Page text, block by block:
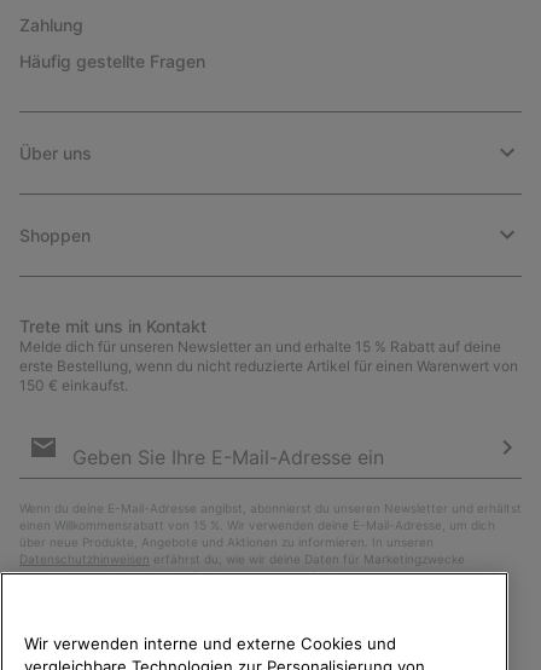
Zahlung
Häufig gestellte Fragen
Über uns
Shoppen
Trete mit uns in Kontakt
Melde dich für unseren Newsletter an und erhalte 15 % Rabatt auf deine
erste Bestellung, wenn du nicht reduzierte Artikel für einen Warenwert von
150 € einkaufst.
Anmeldung
Wenn du deine E-Mail-Adresse angibst, abonnierst du unseren Newsletter und erhältst
einen Willkommensrabatt von 15 %. Wir verwenden deine E-Mail-Adresse, um dich
über neue Produkte, Angebote und Aktionen zu informieren. In unseren
Datenschutzhinweisen erfährst du, wie wir deine Daten für Marketingzwecke
verarbeiten und wie du deine Zustimmung widerrufen kannst.
Wir verwenden interne und externe Cookies und